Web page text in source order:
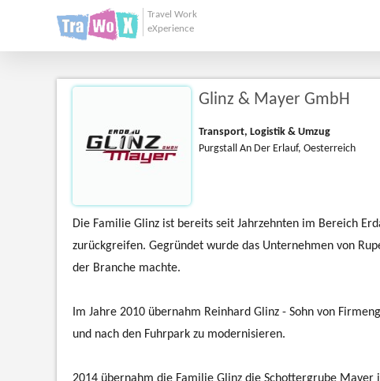
Travel Work
eXperience
Glinz & Mayer GmbH
Transport, Logistik & Umzug
Purgstall An Der Erlauf, Oesterreich
Die Familie Glinz ist bereits seit Jahrzehnten im Bereich
zurückgreifen. Gegründet wurde das Unternehmen von
der Branche machte.
Im Jahre 2010 übernahm Reinhard Glinz - Sohn von
und nach den Fuhrpark zu modernisieren.